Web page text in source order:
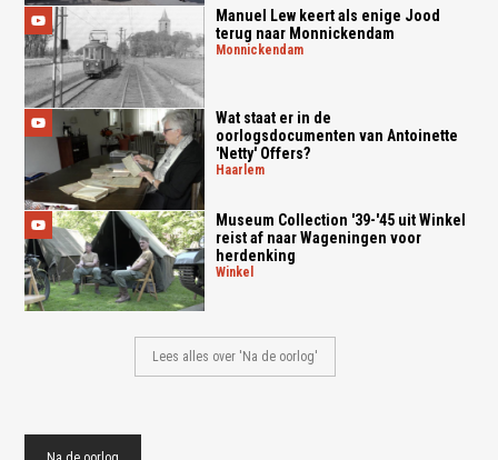
Manuel Lew keert als enige Jood
terug naar Monnickendam
monnickendam
Wat staat er in de
oorlogsdocumenten van Antoinette
'Netty' Offers?
haarlem
Museum Collection '39-'45 uit Winkel
reist af naar Wageningen voor
herdenking
winkel
Lees alles over 'Na de oorlog'